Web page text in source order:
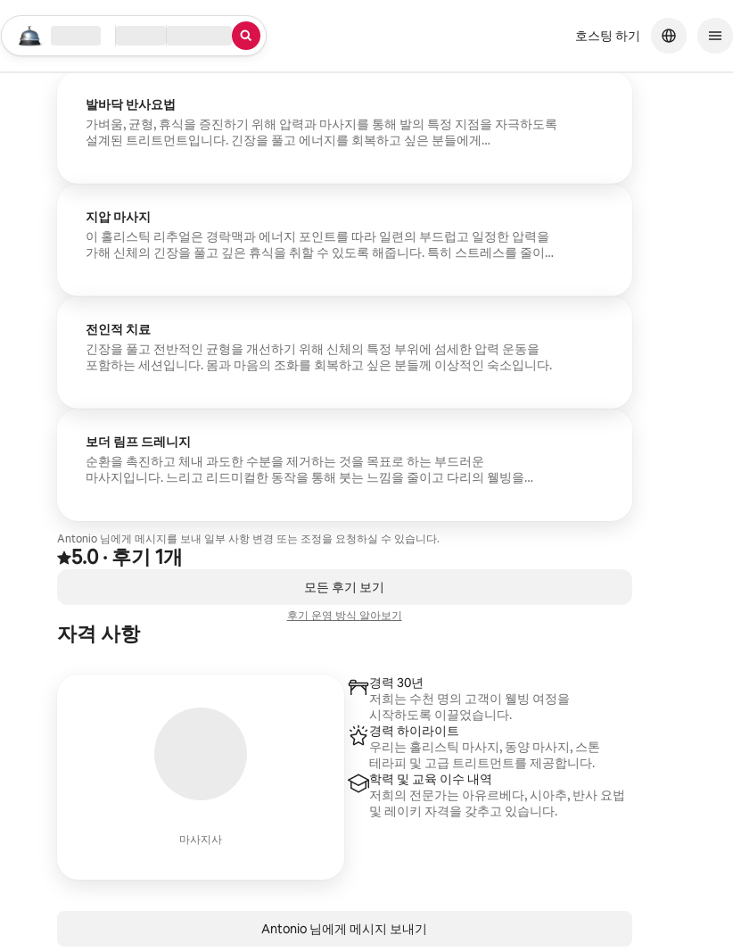
검색 시작하기
위치 체크인/체크아웃 호스팅 하기
발바닥 반사요법
가벼움, 균형, 휴식을 증진하기 위해 압력과 마사지를 통해 발의 특정 지점을 자극하도록
설계된 트리트먼트입니다. 긴장을 풀고 에너지를 회복하고 싶은 분들에게
지압 마사지
이 홀리스틱 리추얼은 경락맥과 에너지 포인트를 따라 일련의 부드럽고 일정한 압력을
가해 신체의 긴장을 풀고 깊은 휴식을 취할 수 있도록 해줍니다. 특히 스트레스를 줄이고
전인적 치료
긴장을 풀고 전반적인 균형을 개선하기 위해 신체의 특정 부위에 섬세한 압력 운동을
포함하는 세션입니다. 몸과 마음의 조화를 회복하고 싶은 분들께 이상적인 숙소입니다.
보더 림프 드레니지
순환을 촉진하고 체내 과도한 수분을 제거하는 것을 목표로 하는 부드러운
마사지입니다. 느리고 리드미컬한 동작을 통해 붓는 느낌을 줄이고 다리의 웰빙을
Antonio 님에게 메시지를 보내 일부 사항 변경 또는 조정을 요청하실 수 있습니다.
후기 1건에서 5점 만점 중 5.0점을 받음
5.0
, · 후기 1개
모든 후기 보기
후기 운영 방식 알아보기
자격 사항
마사지사
경력 30년
저희는 수천 명의 고객이 웰빙 여정을
시작하도록 이끌었습니다.
경력 하이라이트
우리는 홀리스틱 마사지, 동양 마사지, 스톤
테라피 및 고급 트리트먼트를 제공합니다.
학력 및 교육 이수 내역
저희의 전문가는 아유르베다, 시아추, 반사 요법
및 레이키 자격을 갖추고 있습니다.
Antonio 님에게 메시지 보내기